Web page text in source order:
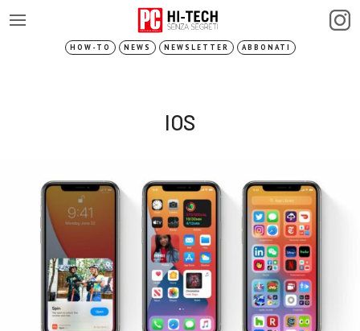
HOW-TO NEWS NEWSLETTER ABBONATI
IOS